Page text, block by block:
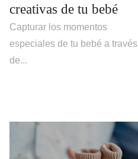
creativas de tu bebé
Capturar los momentos
especiales de tu bebé a través
de...